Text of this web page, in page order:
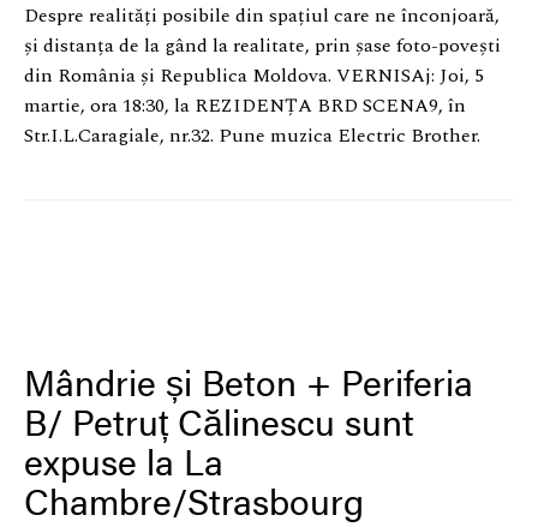
Despre realități posibile din spațiul care ne înconjoară,
și distanța de la gând la realitate, prin șase foto-povești
din România și Republica Moldova. VERNISAj: Joi, 5
martie, ora 18:30, la REZIDENȚA BRD SCENA9, în
Str.I.L.Caragiale, nr.32. Pune muzica Electric Brother.
Mândrie și Beton + Periferia
B/ Petruț Călinescu sunt
expuse la La
Chambre/Strasbourg